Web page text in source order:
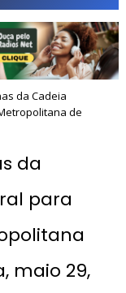
da Cadeia
de
da
para
maio 29,